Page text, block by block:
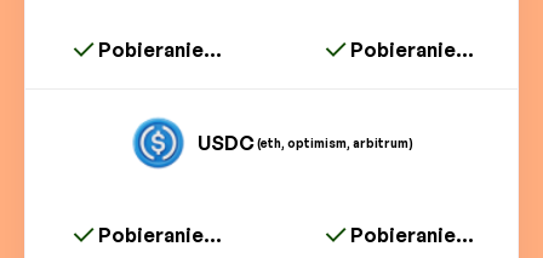
Pobieranie... Pobieranie...
USDC(eth, optimism, arbitrum)
Pobieranie... Pobieranie...